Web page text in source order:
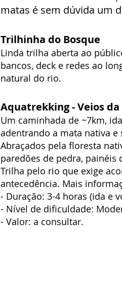
matas é sem dúvida um
Trilhinha do Bosque
Linda trilha aberta ao
bancos, deck e redes ao
natural do rio.
Aquatrekking - Veios da
Um caminhada de ~7km,
adentrando a mata nativa e
Abraçados pela floresta
paredões de pedra, painéis
Trilha pelo rio que exige
antecedência. Mais
- Duração: 3-4 horas (ida e
- Nível de dificuldade:
- Valor: a consultar.